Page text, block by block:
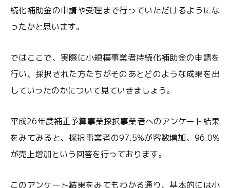
続化補助金の申請や受理まで行っていただけるようにな
ったかと思います。
ではここで、実際に小規模事業者持続化補助金の申請を
行い、採択された方たちがそのあとどのような成果を出
していったのかについて見ていきましょう。
平成26年度補正予算事業採択事業者へのアンケート結果
をみてみると、採択事業者の97.5%が客数増加、96.0%
が売上増加という回答を行っております。
このアンケート結果をみてもわかる通り、基本的には小